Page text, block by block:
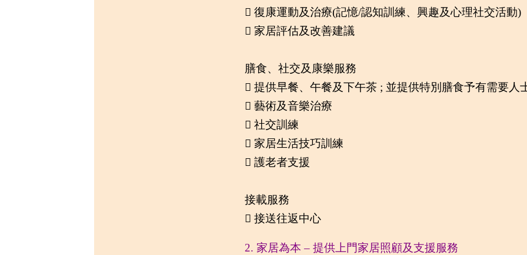
 復康運動及治療(記憶/認知訓練、興趣及心理社交活動)
 家居評估及改善建議
膳食、社交及康樂服務
 提供早餐、午餐及下午茶 ; 並提供特別膳食予有需要人
 藝術及音樂治療
 社交訓練
 家居生活技巧訓練
 護老者支援
接載服務
 接送往返中心
2. 家居為本 – 提供上門家居照顧及支援服務